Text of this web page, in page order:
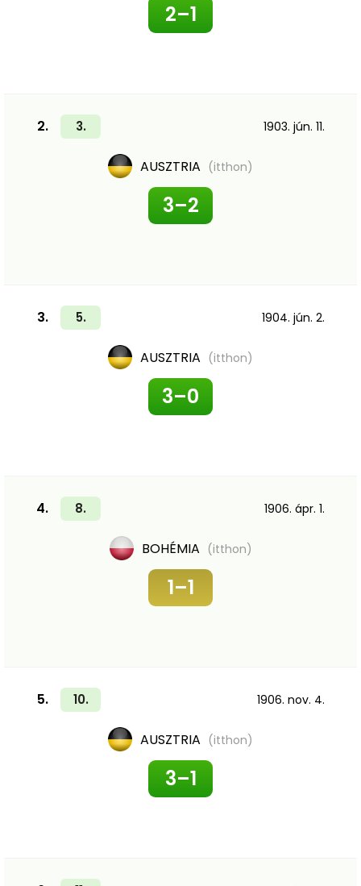
2–1
2. 3. 1903. jún. 11.
AUSZTRIA (itthon)
3–2
3. 5. 1904. jún. 2.
AUSZTRIA (itthon)
3–0
4. 8. 1906. ápr. 1.
BOHÉMIA (itthon)
1–1
5. 10. 1906. nov. 4.
AUSZTRIA (itthon)
3–1